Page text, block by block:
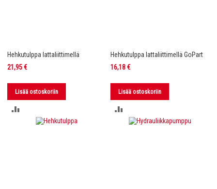
Hehkutulppa lattaliittimellä
21,95 €
Lisää ostoskoriin
VERTAILUUN
Hehkutulppa lattaliittimellä GoPart
16,18 €
Lisää ostoskoriin
VERTAILUUN